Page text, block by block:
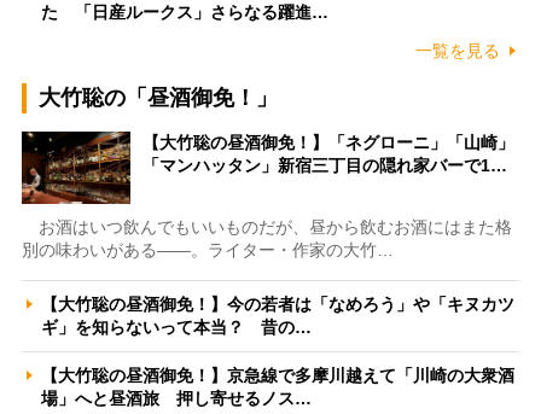
た 「日産ルークス」さらなる躍進…
一覧を見る
大竹聡の「昼酒御免！」
【大竹聡の昼酒御免！】「ネグローニ」「山崎」
「マンハッタン」新宿三丁目の隠れ家バーで1…
お酒はいつ飲んでもいいものだが、昼から飲むお酒にはまた格
別の味わいがある――。ライター・作家の大竹…
【大竹聡の昼酒御免！】今の若者は「なめろう」や「キヌカツ
ギ」を知らないって本当？ 昔の…
【大竹聡の昼酒御免！】京急線で多摩川越えて「川崎の大衆酒
場」へと昼酒旅 押し寄せるノス…